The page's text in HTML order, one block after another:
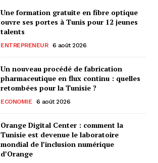
Une formation gratuite en fibre optique
ouvre ses portes à Tunis pour 12 jeunes
talents
ENTREPRENEUR 6 août 2026
Un nouveau procédé de fabrication
pharmaceutique en flux continu : quelles
retombées pour la Tunisie ?
ECONOMIE 6 août 2026
Orange Digital Center : comment la
Tunisie est devenue le laboratoire
mondial de l’inclusion numérique
d’Orange